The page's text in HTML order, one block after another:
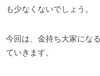
も少なくないでしょう。
今回は、金持ち大家にな
ていきます。